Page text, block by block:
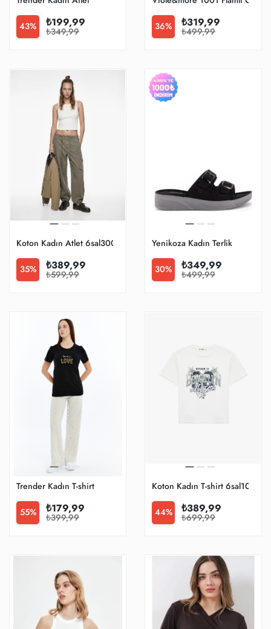
43% ₺199,99
₺349,99 36% ₺319,99
₺499,99
Koton Kadın Atlet 6sal30054ik
35% ₺389,99
₺599,99
Yenikoza Kadın Terlik
30% ₺349,99
₺499,99
Trender Kadın T-shirt
55% ₺179,99
₺399,99
Koton Kadın T-shirt 6sal10122ik
44% ₺389,99
₺699,99